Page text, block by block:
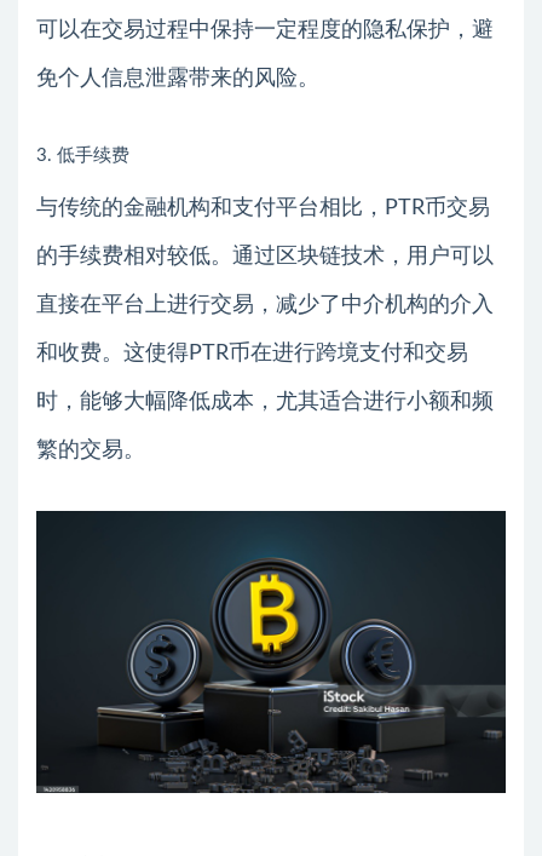
可以在交易过程中保持一定程度的隐私保护，避
免个人信息泄露带来的风险。
3. 低手续费
与传统的金融机构和支付平台相比，PTR币交易
的手续费相对较低。通过区块链技术，用户可以
直接在平台上进行交易，减少了中介机构的介入
和收费。这使得PTR币在进行跨境支付和交易
时，能够大幅降低成本，尤其适合进行小额和频
繁的交易。